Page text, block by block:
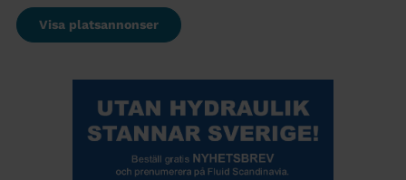
Visa platsannonser